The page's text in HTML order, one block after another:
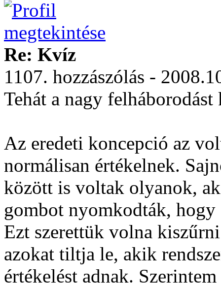
Re: Kvíz
1107. hozzászólás -
Tehát a nagy
Az eredeti koncepció az
normálisan értékelnek.
között is voltak olyanok,
gombot nyomkodták,
Ezt szerettük volna
azokat tiltja le, akik
értékelést adnak.